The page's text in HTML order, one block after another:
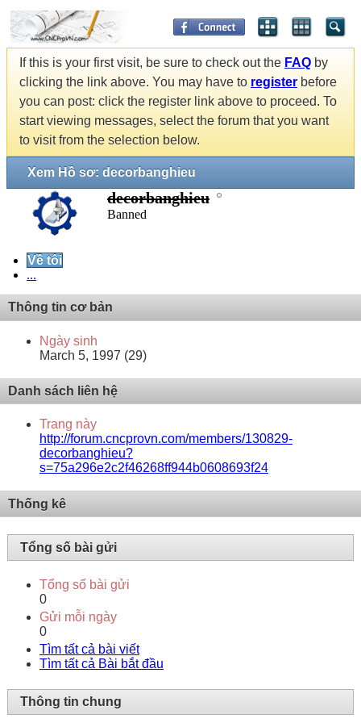
If this is your first visit, be sure to check out the FAQ by
clicking the link above. You may have to register before
you can post: click the register link above to proceed. To
start viewing messages, select the forum that you want
to visit from the selection below.
Xem Hồ sơ: decorbanghieu
decorbanghieu
Banned
Về tôi
...
Thông tin cơ bản
Ngày sinh
March 5, 1997 (29)
Danh sách liên hệ
Trang này
http://forum.cncprovn.com/members/130829-
decorbanghieu?
s=75a296e2c2f46268ff944b0608693f24
Thống kê
Tổng số bài gửi
Tổng số bài gửi
0
Gửi mỗi ngày
0
Tìm tất cả bài viết
Tìm tất cả Bài bắt đầu
Thông tin chung